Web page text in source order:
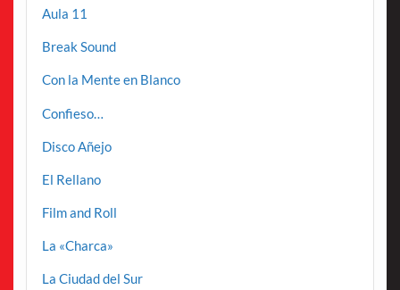
Aula 11
Break Sound
Con la Mente en Blanco
Confieso…
Disco Añejo
El Rellano
Film and Roll
La «Charca»
La Ciudad del Sur